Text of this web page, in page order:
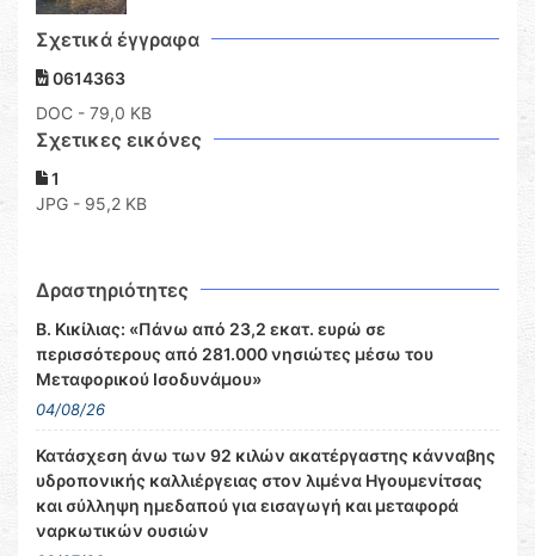
Σχετικά έγγραφα
0614363
DOC - 79,0 KB
Σχετικες εικόνες
1
JPG - 95,2 KB
Δραστηριότητες
Β. Κικίλιας: «Πάνω από 23,2 εκατ. ευρώ σε
περισσότερους από 281.000 νησιώτες μέσω του
Μεταφορικού Ισοδυνάμου»
04/08/26
Κατάσχεση άνω των 92 κιλών ακατέργαστης κάνναβης
υδροπονικής καλλιέργειας στον λιμένα Ηγουμενίτσας
και σύλληψη ημεδαπού για εισαγωγή και μεταφορά
ναρκωτικών ουσιών